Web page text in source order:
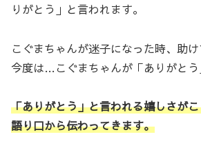
りがとう」と言われます。
こぐまちゃんが迷子になった時、助
今度は…こぐまちゃんが「ありがとう
「ありがとう」と言われる嬉しさが
語り口から伝わってきます。